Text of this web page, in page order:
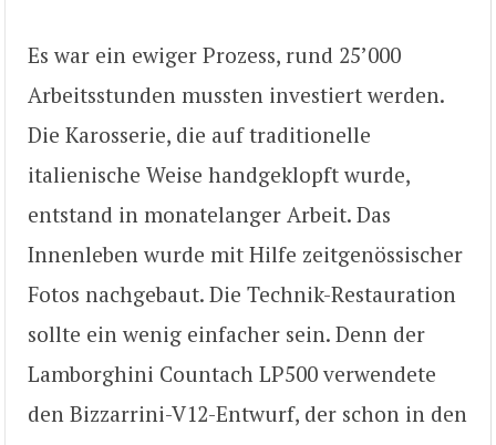
Es war ein ewiger Prozess, rund 25’000
Arbeitsstunden mussten investiert werden.
Die Karosserie, die auf traditionelle
italienische Weise handgeklopft wurde,
entstand in monatelanger Arbeit. Das
Innenleben wurde mit Hilfe zeitgenössischer
Fotos nachgebaut. Die Technik-Restauration
sollte ein wenig einfacher sein. Denn der
Lamborghini Countach LP500 verwendete
den Bizzarrini-V12-Entwurf, der schon in den